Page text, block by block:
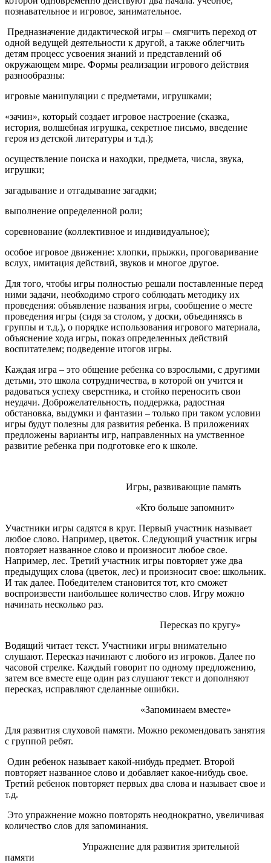
познавательное и игровое, занимательное.
Предназначение дидактической игры – смягчить переход от
одной ведущей деятельности к другой, а также облегчить
детям процесс усвоения знаний и представлений об
окружающем мире. Формы реализации игрового действия
разнообразны:
игровые манипуляции с предметами, игрушками;
«зачин», который создает игровое настроение (сказка,
история, волшебная игрушка, секретное письмо, введение
героя из детской литературы и т.д.);
осуществление поиска и находки, предмета, числа, звука,
игрушки;
загадывание и отгадывание загадки;
выполнение определенной роли;
соревнование (коллективное и индивидуальное);
особое игровое движение: хлопки, прыжки, проговаривание
вслух, имитация действий, звуков и многое другое.
Для того, чтобы игры полностью решали поставленные перед
ними задачи, необходимо строго соблюдать методику их
проведения: объявление названия игры, сообщение о месте
проведения игры (сидя за столом, у доски, объединяясь в
группы и т.д.), о порядке использования игрового материала,
объяснение хода игры, показ определенных действий
воспитателем; подведение итогов игры.
Каждая игра – это общение ребенка со взрослыми, с другими
детьми, это школа сотрудничества, в которой он учится и
радоваться успеху сверстника, и стойко переносить свои
неудачи. Доброжелательность, поддержка, радостная
обстановка, выдумки и фантазии – только при таком условии
игры будут полезны для развития ребенка. В приложениях
предложены варианты игр, направленных на умственное
развитие ребенка при подготовке его к школе.
Игры, развивающие память
«Кто больше запомнит»
Участники игры садятся в круг. Первый участник называет
любое слово. Например, цветок. Следующий участник игры
повторяет названное слово и произносит любое свое.
Например, лес. Третий участник игры повторяет уже два
предыдущих слова (цветок, лес) и произносит свое: школьник.
И так далее. Победителем становится тот, кто сможет
воспроизвести наибольшее количество слов. Игру можно
начинать несколько раз.
Пересказ по кругу»
Водящий читает текст. Участники игры внимательно
слушают. Пересказ начинают с любого из игроков. Далее по
часовой стрелке. Каждый говорит по одному предложению,
затем все вместе еще один раз слушают текст и дополняют
пересказ, исправляют сделанные ошибки.
«Запоминаем вместе»
Для развития слуховой памяти. Можно рекомендовать занятия
с группой ребят.
Один ребенок называет какой-нибудь предмет. Второй
повторяет названное слово и добавляет какое-нибудь свое.
Третий ребенок повторяет первых два слова и называет свое и
т.д.
Это упражнение можно повторять неоднократно, увеличивая
количество слов для запоминания.
Упражнение для развития зрительной
памяти